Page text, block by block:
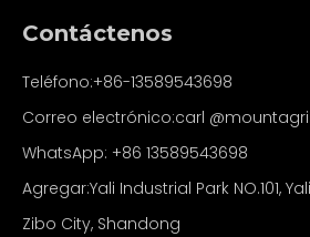
Contáctenos
Teléfono:+86-13589543698
Correo electrónico:carl
WhatsApp: +86 13589543698
Agregar:Yali Industrial Park NO.101,
Zibo City, Shandong